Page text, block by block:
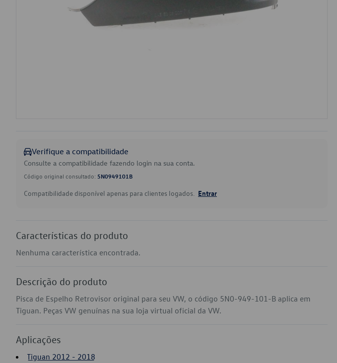
Verifique a compatibilidade
Consulte a compatibilidade fazendo login na sua conta.
Código original consultado: 5N0949101B
Compatibilidade disponível apenas para clientes logados. Entrar
Características do produto
Nenhuma característica encontrada.
Descrição do produto
Pisca de Espelho Retrovisor original para seu VW, o código 5N0-949-101-B aplica em
Tiguan. Peças VW genuínas na sua loja virtual oficial da VW.
Aplicações
Tiguan 2012 - 2018